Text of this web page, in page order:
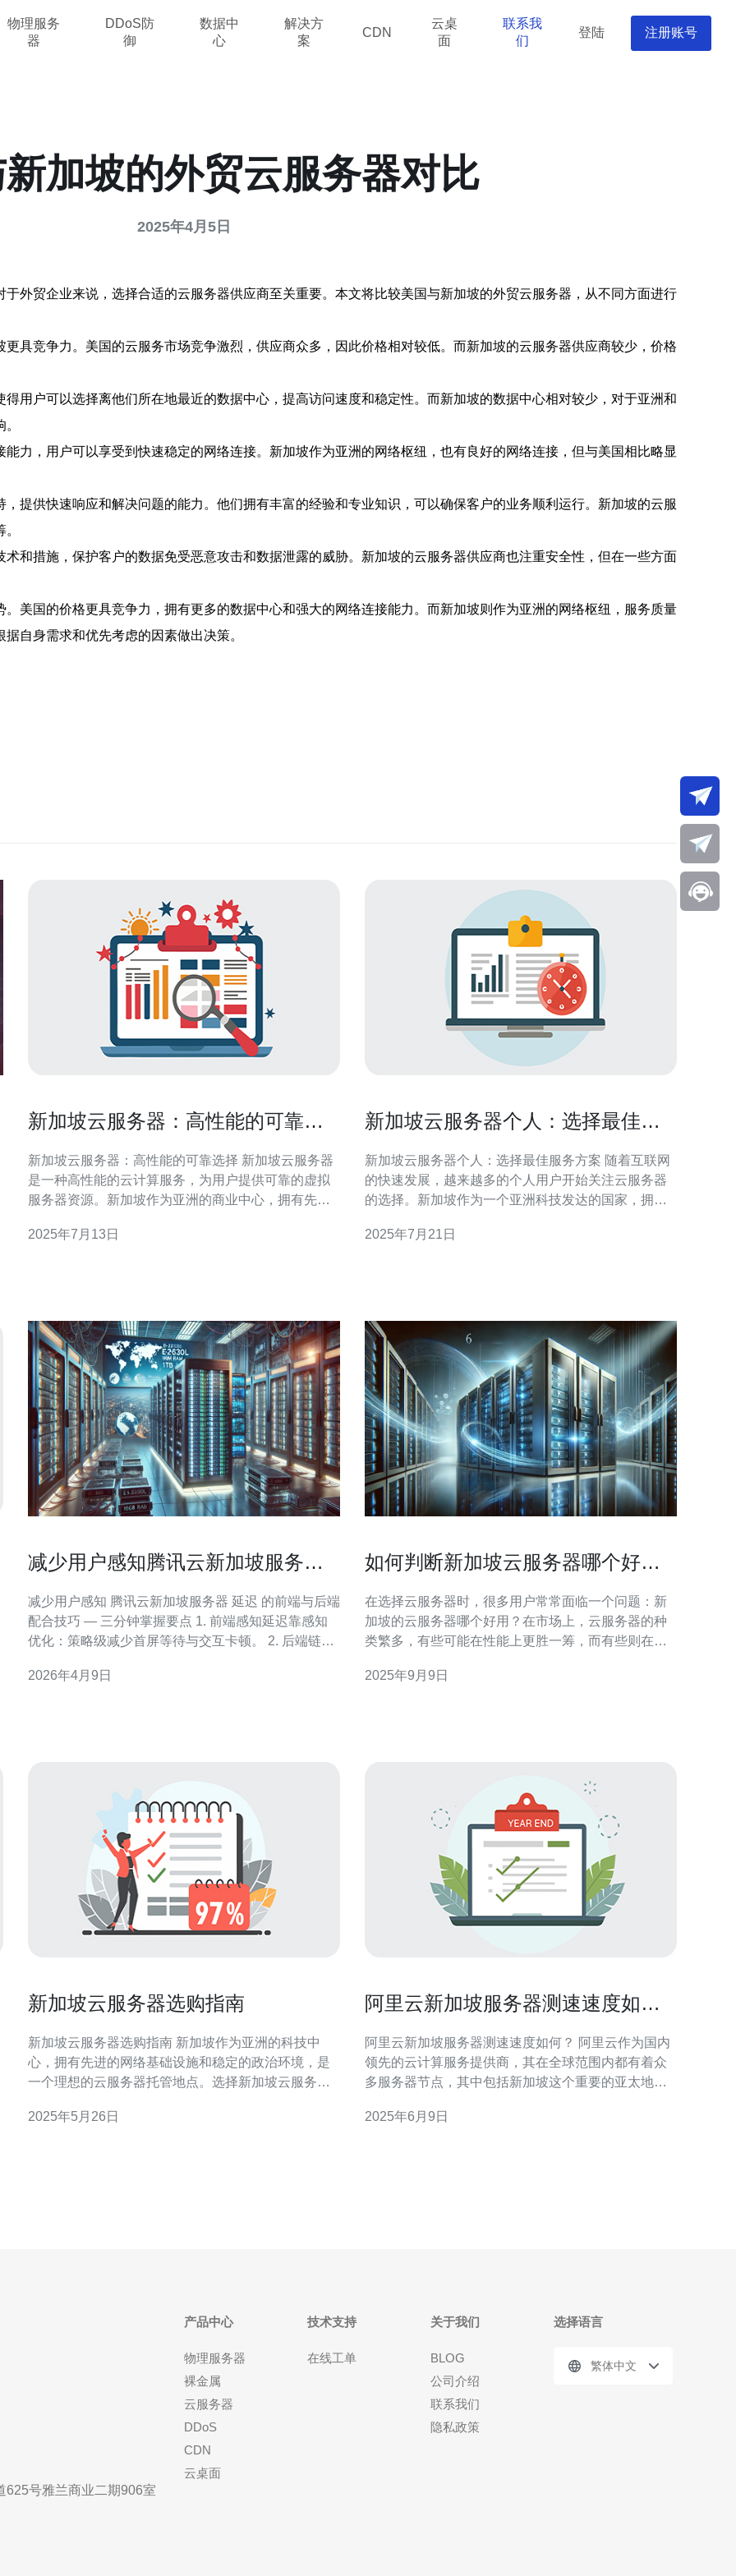
物理服务
器
DDoS防
御
数据中
心
解决方
案
CDN
云桌
面
联系我
们
登陆 注册账号
加坡的外贸云服务器对比
2025年4月5日
外贸企业来说，选择合适的云服务器供应商至关重要。本文将比较美国与新加坡的外贸云服务器，从不同方面进行
具竞争力。美国的云服务市场竞争激烈，供应商众多，因此价格相对较低。而新加坡的云服务器供应商较少，价格
用户可以选择离他们所在地最近的数据中心，提高访问速度和稳定性。而新加坡的数据中心相对较少，对于亚洲和
力，用户可以享受到快速稳定的网络连接。新加坡作为亚洲的网络枢纽，也有良好的网络连接，但与美国相比略显
提供快速响应和解决问题的能力。他们拥有丰富的经验和专业知识，可以确保客户的业务顺利运行。新加坡的云服
和措施，保护客户的数据免受恶意攻击和数据泄露的威胁。新加坡的云服务器供应商也注重安全性，但在一些方面
美国的价格更具竞争力，拥有更多的数据中心和强大的网络连接能力。而新加坡则作为亚洲的网络枢纽，服务质量
自身需求和优先考虑的因素做出决策。
新加坡云服务器：高性能的可靠选
新加坡云服务器：高性能的可靠选择 新加坡云服务器
是一种高性能的云计算服务，为用户提供可靠的虚拟
服务器资源。新加坡作为亚洲的商业中心，拥有先进
务器成为许多企业和个人用户的首选。 新加坡云服务
2025年7月13日
新加坡云服务器个人：选择最佳服
新加坡云服务器个人：选择最佳服务方案 随着互联网
的快速发展，越来越多的个人用户开始关注云服务器
的选择。新加坡作为一个亚洲科技发达的国家，拥有
何选择最佳的新加坡云服务器个人服务方案。 在选择
2025年7月21日
减少用户感知腾讯云新加坡服务器
减少用户感知 腾讯云新加坡服务器 延迟 的前端与后端
配合技巧 — 三分钟掌握要点 1. 前端感知延迟靠感知
优化：策略级减少首屏等待与交互卡顿。 2. 后端链路
步阻塞。 3. 以数据为驱动的策略落地：可观测性、实
2026年4月9日
如何判断新加坡云服务器哪个好
在选择云服务器时，很多用户常常面临一个问题：新
加坡的云服务器哪个好用？在市场上，云服务器的种
类繁多，有些可能在性能上更胜一筹，而有些则在价
云服务器，就需要从多个维度进行评测和比较。本文
2025年9月9日
新加坡云服务器选购指南
新加坡云服务器选购指南 新加坡作为亚洲的科技中
心，拥有先进的网络基础设施和稳定的政治环境，是
一个理想的云服务器托管地点。选择新加坡云服务
优质的技术支持服务。 在选择新加坡云服务器时，需
2025年5月26日
阿里云新加坡服务器测速速度如
阿里云新加坡服务器测速速度如何？ 阿里云作为国内
领先的云计算服务提供商，其在全球范围内都有着众
多服务器节点，其中包括新加坡这个重要的亚太地区
为关心的问题之一就是测速速度如何。 新加坡服务器
2025年6月9日
625号雅兰商业二期906室
产品中心
物理服务器
裸金属
云服务器
DDoS
CDN
云桌面
技术支持
在线工单
关于我们
BLOG
公司介绍
联系我们
隐私政策
选择语言
繁体中文